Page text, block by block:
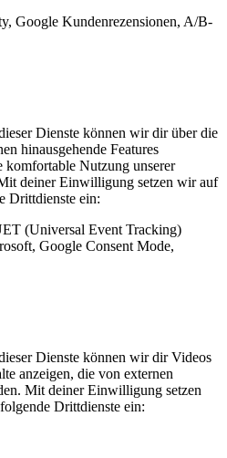
Google Kundenrezensionen, A/B-
Dienste können wir dir über die
hinausgehende Features
komfortable Nutzung unserer
deiner Einwilligung setzen wir auf
Drittdienste ein:
(Universal Event Tracking)
Google Consent Mode,
Dienste können wir dir Videos
anzeigen, die von externen
Mit deiner Einwilligung setzen
Drittdienste ein: